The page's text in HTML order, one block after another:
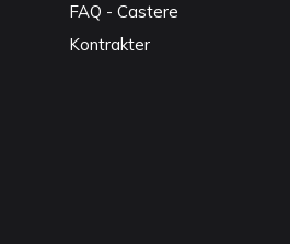
FAQ - Castere
Kontrakter